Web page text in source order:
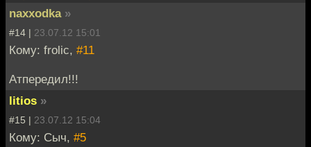
naxxodka »
#14 | 23.07.12 15:01
Кому: frolic, #11
Атпередил!!!
litios »
#15 | 23.07.12 15:04
Кому: Сыч, #5